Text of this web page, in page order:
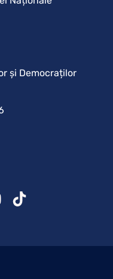
și Democraților